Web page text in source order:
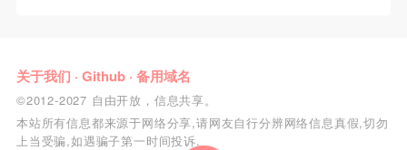
关于我们 · Github· 备用域名
©2012-2027 自由开放，信息共享。
本站所有信息都来源于网络分享,请网友自行分辨网络信息真假,切勿
上当受骗,如遇骗子第一时间投诉.